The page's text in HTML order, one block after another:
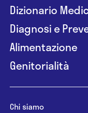
Dizionario
Diagnosi e
Alimentazione
Genitorialità
Chi siamo